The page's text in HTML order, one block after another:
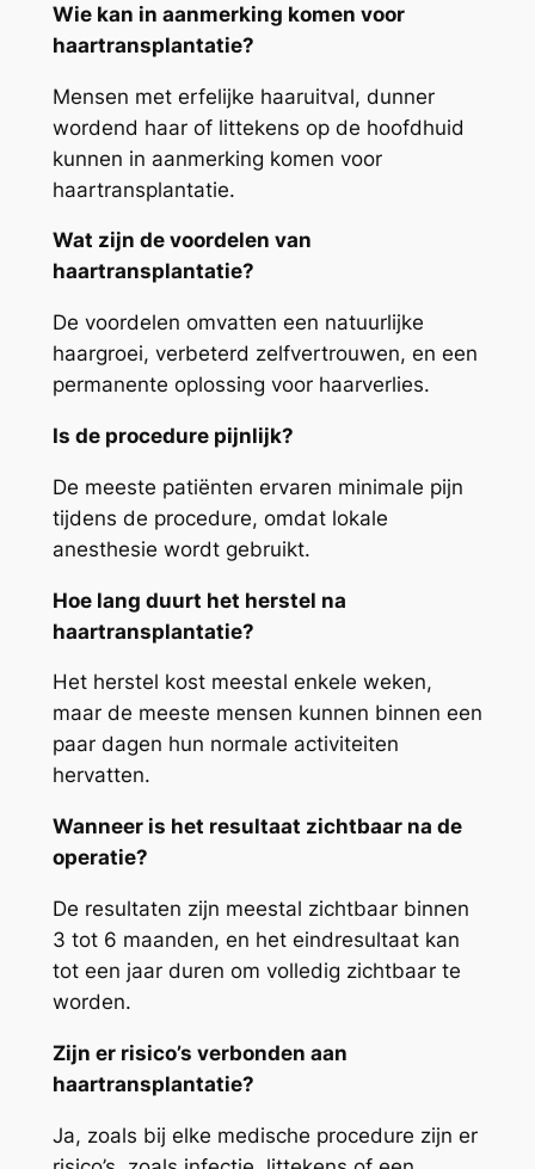
Wie kan in aanmerking komen voor
haartransplantatie?
Mensen met erfelijke haaruitval, dunner
wordend haar of littekens op de hoofdhuid
kunnen in aanmerking komen voor
haartransplantatie.
Wat zijn de voordelen van
haartransplantatie?
De voordelen omvatten een natuurlijke
haargroei, verbeterd zelfvertrouwen, en een
permanente oplossing voor haarverlies.
Is de procedure pijnlijk?
De meeste patiënten ervaren minimale pijn
tijdens de procedure, omdat lokale
anesthesie wordt gebruikt.
Hoe lang duurt het herstel na
haartransplantatie?
Het herstel kost meestal enkele weken,
maar de meeste mensen kunnen binnen een
paar dagen hun normale activiteiten
hervatten.
Wanneer is het resultaat zichtbaar na de
operatie?
De resultaten zijn meestal zichtbaar binnen
3 tot 6 maanden, en het eindresultaat kan
tot een jaar duren om volledig zichtbaar te
worden.
Zijn er risico’s verbonden aan
haartransplantatie?
Ja, zoals bij elke medische procedure zijn er